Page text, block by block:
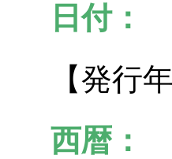
日付：
【発行
西暦：